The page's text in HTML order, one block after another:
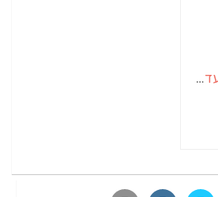
הניסים של השף | מסעדת שף בבית | ארוחות גורמה